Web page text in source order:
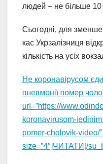
людей – не більше 10
Сьогодні, для
кас Укрзалізниця
кількість на усіх
Не коронавірусом
пневмонії помер
url=”https://
koronavirusom-
pomer-cholovik-video/”
size=”4″]ЧИТАТИ[/